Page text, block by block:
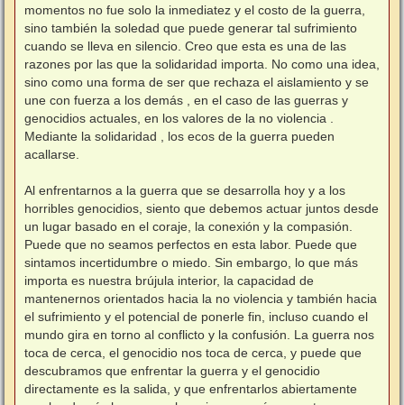
momentos no fue solo la inmediatez y el costo de la guerra,
sino también la soledad que puede generar tal sufrimiento
cuando se lleva en silencio. Creo que esta es una de las
razones por las que la solidaridad importa. No como una idea,
sino como una forma de ser que rechaza el aislamiento y se
une con fuerza a los demás , en el caso de las guerras y
genocidios actuales, en los valores de la no violencia .
Mediante la solidaridad , los ecos de la guerra pueden
acallarse.
Al enfrentarnos a la guerra que se desarrolla hoy y a los
horribles genocidios, siento que debemos actuar juntos desde
un lugar basado en el coraje, la conexión y la compasión.
Puede que no seamos perfectos en esta labor. Puede que
sintamos incertidumbre o miedo. Sin embargo, lo que más
importa es nuestra brújula interior, la capacidad de
mantenernos orientados hacia la no violencia y también hacia
el sufrimiento y el potencial de ponerle fin, incluso cuando el
mundo gira en torno al conflicto y la confusión. La guerra nos
toca de cerca, el genocidio nos toca de cerca, y puede que
descubramos que enfrentar la guerra y el genocidio
directamente es la salida, y que enfrentarlos abiertamente